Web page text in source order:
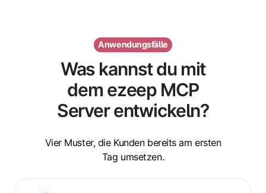
Anwendungsfälle
Was kannst du mit
dem ezeep MCP
Server entwickeln?
Vier Muster, die Kunden bereits am ersten
Tag umsetzen.